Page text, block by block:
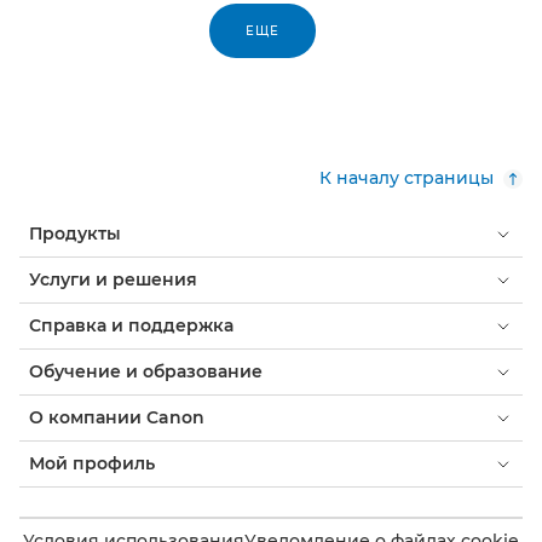
ЕЩЕ
К началу страницы
Продукты
Услуги и решения
Справка и поддержка
Обучение и образование
О компании Canon
Мой профиль